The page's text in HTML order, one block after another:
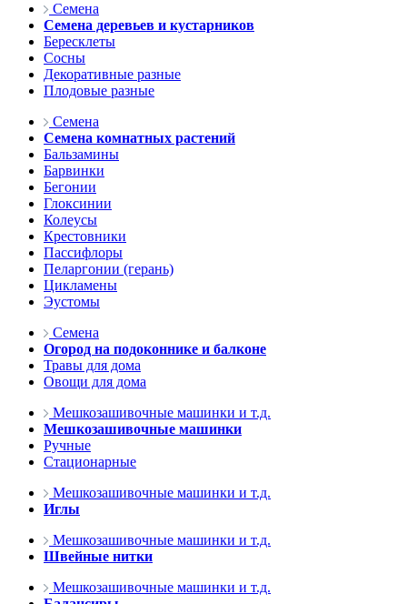
Семена
Семена деревьев и кустарников
Бересклеты
Сосны
Декоративные разные
Плодовые разные
Семена
Семена комнатных растений
Бальзамины
Барвинки
Бегонии
Глоксинии
Колеусы
Крестовники
Пассифлоры
Пеларгонии (герань)
Цикламены
Эустомы
Семена
Огород на подоконнике и балконе
Травы для дома
Овощи для дома
Мешкозашивочные машинки и т.д.
Мешкозашивочные машинки
Ручные
Стационарные
Мешкозашивочные машинки и т.д.
Иглы
Мешкозашивочные машинки и т.д.
Швейные нитки
Мешкозашивочные машинки и т.д.